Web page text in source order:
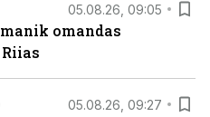
05.08.26, 09:05
omandas
05.08.26, 09:27